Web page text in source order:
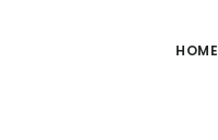
HOME